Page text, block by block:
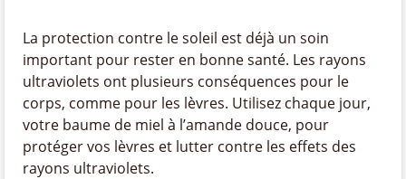
La protection contre le soleil est déjà un soin
important pour rester en bonne santé. Les rayons
ultraviolets ont plusieurs conséquences pour le
corps, comme pour les lèvres. Utilisez chaque jour,
votre baume de miel à l’amande douce, pour
protéger vos lèvres et lutter contre les effets des
rayons ultraviolets.